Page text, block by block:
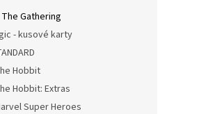
Gathering
- kusové karty
Hobbit
Hobbit: Extras
Super Heroes